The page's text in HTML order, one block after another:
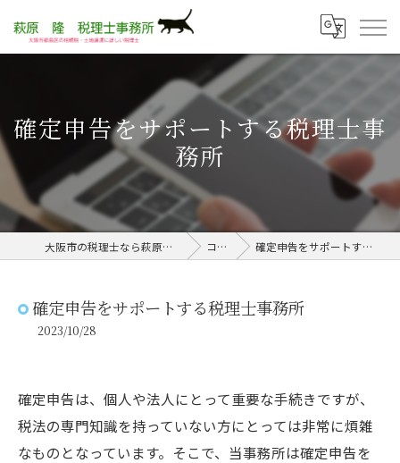
確定申告をサポートする税理士事
務所
大阪市の税理士なら萩原隆税理士事務所 コラム 確定申告をサポートする税理士事務所
確定申告をサポートする税理士事務所
2023/10/28
確定申告は、個人や法人にとって重要な手続きですが、
税法の専門知識を持っていない方にとっては非常に煩雑
なものとなっています。そこで、当事務所は確定申告を